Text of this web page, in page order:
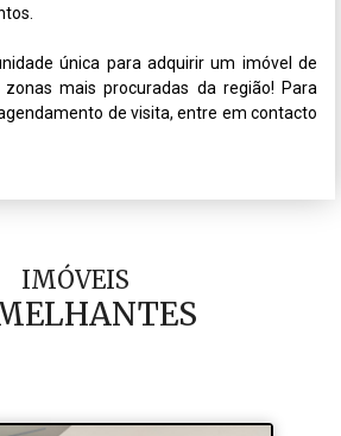
única para adquirir um imóvel de
mais procuradas da região! Para
de visita, entre em contacto
IMÓVEIS